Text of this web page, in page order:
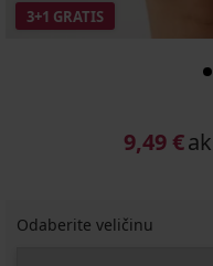
3+1 GRATIS
9,49 €
Odaberite veličinu